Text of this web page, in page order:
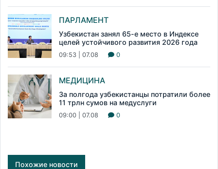
ПАРЛАМЕНТ
Узбекистан занял 65-е место в Индексе
целей устойчивого развития 2026 года
09:53 | 07.08 0
МЕДИЦИНА
За полгода узбекистанцы потратили более
11 трлн сумов на медуслуги
09:00 | 07.08 0
Похожие новости